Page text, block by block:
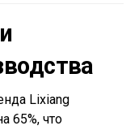
Lixiang
65%, что